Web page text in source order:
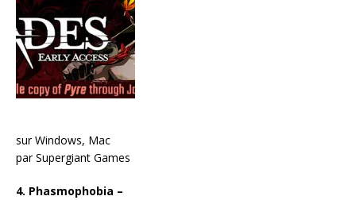
sur Windows, Mac
par Supergiant Games
4. Phasmophobia –